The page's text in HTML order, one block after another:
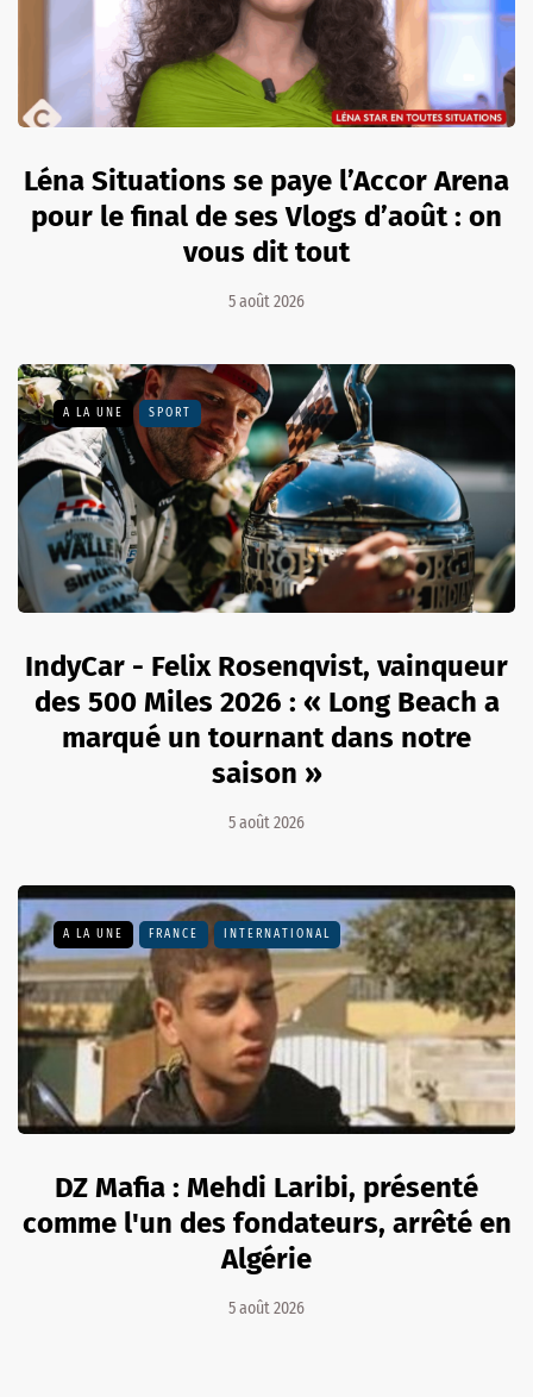
Léna Situations se paye l’Accor Arena
pour le final de ses Vlogs d’août : on
vous dit tout
5 août 2026
A LA UNE SPORT
IndyCar - Felix Rosenqvist, vainqueur
des 500 Miles 2026 : « Long Beach a
marqué un tournant dans notre
saison »
5 août 2026
A LA UNE FRANCE INTERNATIONAL
DZ Mafia : Mehdi Laribi, présenté
comme l'un des fondateurs, arrêté en
Algérie
5 août 2026